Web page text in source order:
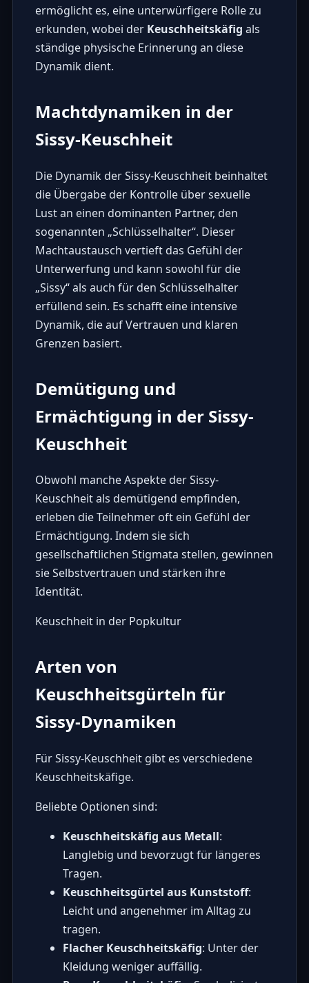
ermöglicht es, eine unterwürfigere Rolle zu
erkunden, wobei der Keuschheitskäfig als
ständige physische Erinnerung an diese
Dynamik dient.
Machtdynamiken in der
Sissy-Keuschheit
Die Dynamik der Sissy-Keuschheit beinhaltet
die Übergabe der Kontrolle über sexuelle
Lust an einen dominanten Partner, den
sogenannten „Schlüsselhalter“. Dieser
Machtaustausch vertieft das Gefühl der
Unterwerfung und kann sowohl für die
„Sissy“ als auch für den Schlüsselhalter
erfüllend sein. Es schafft eine intensive
Dynamik, die auf Vertrauen und klaren
Grenzen basiert.
Demütigung und
Ermächtigung in der Sissy-
Keuschheit
Obwohl manche Aspekte der Sissy-
Keuschheit als demütigend empfinden,
erleben die Teilnehmer oft ein Gefühl der
Ermächtigung. Indem sie sich
gesellschaftlichen Stigmata stellen, gewinnen
sie Selbstvertrauen und stärken ihre
Identität.
Keuschheit in der Popkultur
Arten von
Keuschheitsgürteln für
Sissy-Dynamiken
Für Sissy-Keuschheit gibt es verschiedene
Keuschheitskäfige.
Beliebte Optionen sind:
Keuschheitskäfig aus Metall:
Langlebig und bevorzugt für längeres
Tragen.
Keuschheitsgürtel aus Kunststoff:
Leicht und angenehmer im Alltag zu
tragen.
Flacher Keuschheitskäfig: Unter der
Kleidung weniger auffällig.